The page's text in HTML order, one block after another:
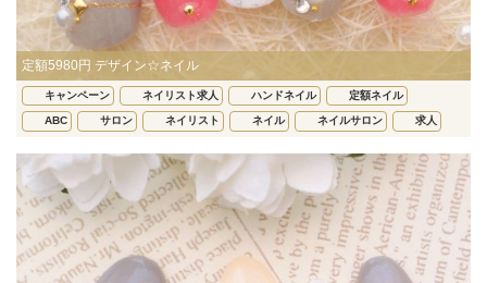
定額5980円 デザイン☆ネイル
キャンペーン ネイリスト求人 ハンドネイル 定額ネイル
ABC サロン ネイリスト ネイル ネイルサロン 求人